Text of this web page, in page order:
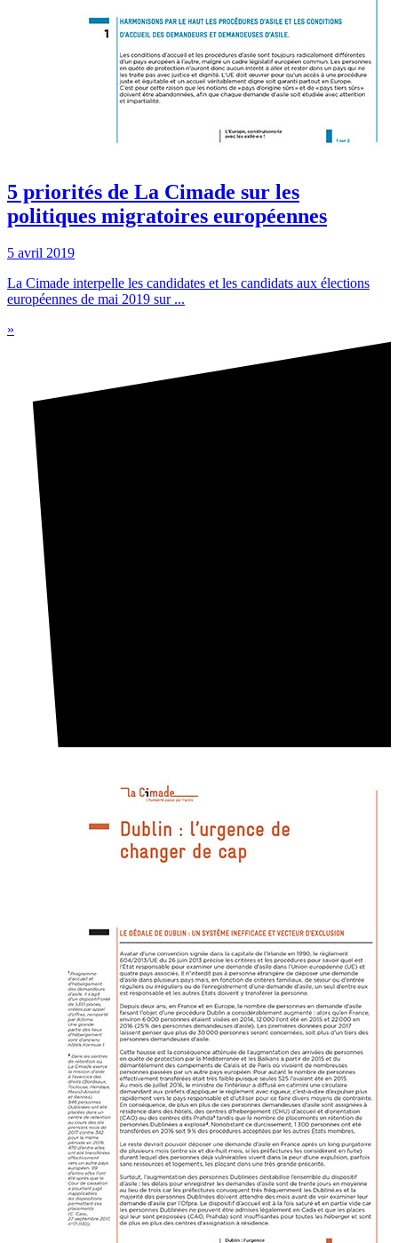
5 priorités de La Cimade sur les
politiques migratoires européennes
5 avril 2019
La Cimade interpelle les candidates et les candidats aux élections
européennes de mai 2019 sur ...
»